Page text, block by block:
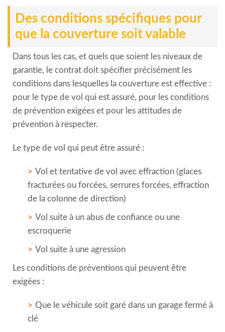
Des conditions spécifiques pour
que la couverture soit valable
Dans tous les cas, et quels que soient les niveaux de
garantie, le contrat doit spécifier précisément les
conditions dans lesquelles la couverture est effective :
pour le type de vol qui est assuré, pour les conditions
de prévention exigées et pour les attitudes de
prévention à respecter.
Le type de vol qui peut être assuré :
Vol et tentative de vol avec effraction (glaces
fracturées ou forcées, serrures forcées, effraction
de la colonne de direction)
Vol suite à un abus de confiance ou une
escroquerie
Vol suite à une agression
Les conditions de préventions qui peuvent être
exigées :
Que le véhicule soit garé dans un garage fermé à
clé